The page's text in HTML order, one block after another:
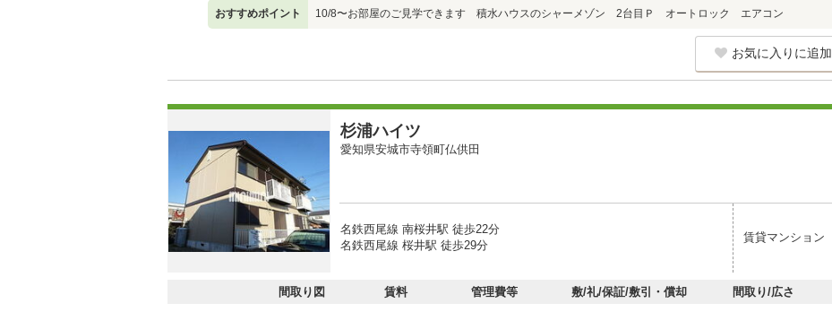
おすすめポイント 10/8〜お部屋のご見学できます 積水ハウスのシャーメゾン 2台目Ｐ オートロック エアコン
お気に入りに追加
杉浦ハイツ
愛知県安城市寺領町仏供田
名鉄西尾線 南桜井駅 徒歩22分
名鉄西尾線 桜井駅 徒歩29分
賃貸マンション
間取り図 賃料 管理費等 敷/礼/保証/敷引・償却 間取り/広さ